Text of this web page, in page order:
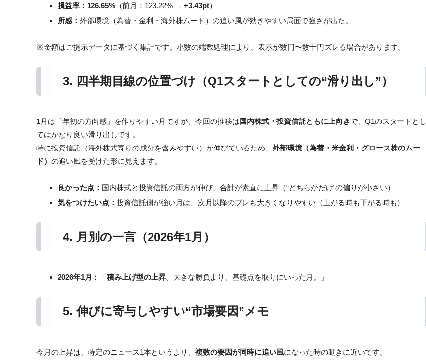
損益率： 126.65% （前月：123.22% → +3.43pt）
所感： 外部環境（為替・金利・海外株ムード）の追い風が効きやすい局面で強さが出た。
※金額はご提示データに基づく集計です。小数の端数処理により、表示が数円〜数十円ズレる場合があります。
3. 四半期目線の位置づけ（Q1スタートとしての“滑り出し”）
1月は「年初の方向感」を作りやすい月ですが、今回の推移は国内株式・投資信託ともに上向きで、Q1のスタートとし
てはかなり良い滑り出しです。
特に投資信託（海外株式寄りの成分を含みやすい）が伸びているため、 外部環境（為替・米金利・グロース株のムー
ド） の追い風を受けた形に見えます。
良かった点： 国内株式と投資信託の両方が伸び、合計が素直に上昇（“どちらかだけ”の偏りが小さい）
気をつけたい点： 投資信託側が強い月は、次月以降のブレも大きくなりやすい（上がる時も下がる時も）
4. 月別の一言（2026年1月）
2026年1月： 「積み上げ型の上昇。大きな勝負より、基礎点を取りにいった月。」
5. 伸びに寄与しやすい“市場要因”メモ
今月の上昇は、特定のニュース1本というより、 複数の要因が同時に追い風になった時の動きに近いです。